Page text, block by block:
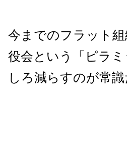
今までのフラット
役会という「ピラ
しろ減らすのが常識